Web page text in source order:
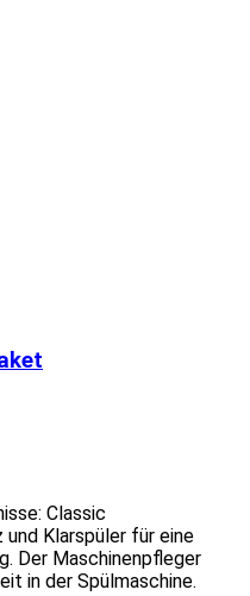
Classic
und Klarspüler für eine
Der Maschinenpfleger
in der Spülmaschine.